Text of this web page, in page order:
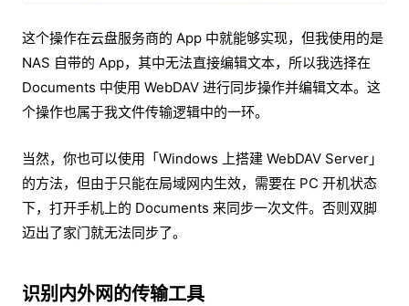
这个操作在云盘服务商的 App 中就能够实现，但我使用的是
NAS 自带的 App，其中无法直接编辑文本，所以我选择在
Documents 中使用 WebDAV 进行同步操作并编辑文本。这
个操作也属于我文件传输逻辑中的一环。
当然，你也可以使用「Windows 上搭建 WebDAV Server」
的方法，但由于只能在局域网内生效，需要在 PC 开机状态
下，打开手机上的 Documents 来同步一次文件。否则双脚
迈出了家门就无法同步了。
识别内外网的传输工具